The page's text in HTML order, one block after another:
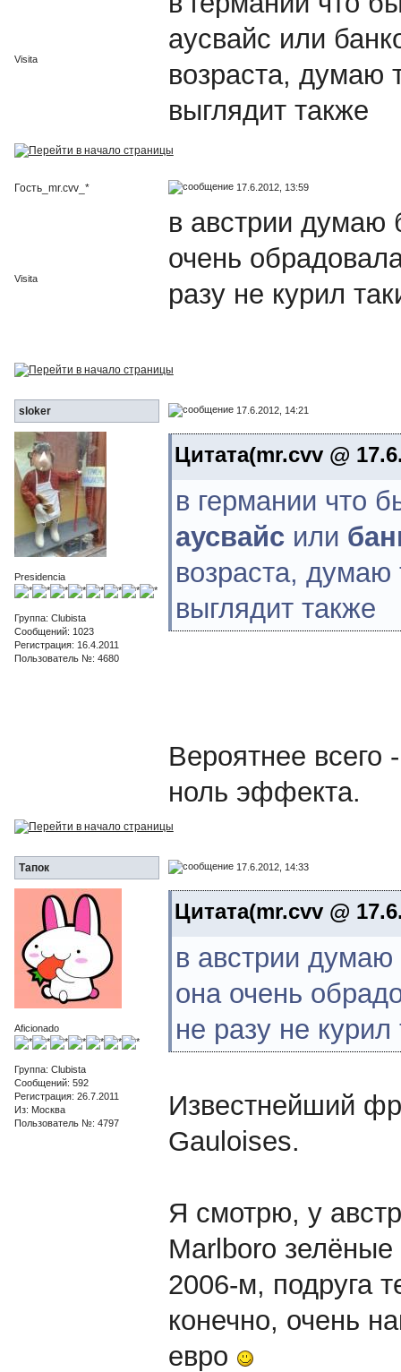
Visita
аусвайс или
возраста, думаю
выглядит также
Гость_mr.cvv_* 17.6.2012, 13:59
Visita
в австрии думаю
очень
разу не курил
sloker 17.6.2012, 14:21
Presidencia
Группа: Clubista
Сообщений: 1023
Регистрация: 16.4.2011
Пользователь №: 4680
Цитата(mr.cvv @
в германии что
аусвайсили
возраста, думаю
выглядит также
Вероятнее
ноль эффекта.
Тапок 17.6.2012, 14:33
Aficionado
Группа: Clubista
Сообщений: 592
Регистрация: 26.7.2011
Из: Москва
Пользователь №: 4797
Цитата(mr.cvv @
в австрии думаю
она очень
не разу не курил
Известнейший
Gauloises.
Я смотрю, у
Marlboro
2006-м, подруга
конечно, очень
евро